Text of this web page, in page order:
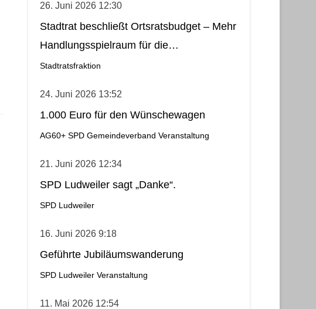
26. Juni 2026 12:30
Stadtrat beschließt Ortsratsbudget – Mehr
Handlungsspielraum für die
Gemeindebezirke
Stadtratsfraktion
24. Juni 2026 13:52
1.000 Euro für den Wünschewagen
AG60+ SPD Gemeindeverband Veranstaltung
21. Juni 2026 12:34
SPD Ludweiler sagt „Danke“.
SPD Ludweiler
16. Juni 2026 9:18
Geführte Jubiläumswanderung
SPD Ludweiler Veranstaltung
11. Mai 2026 12:54